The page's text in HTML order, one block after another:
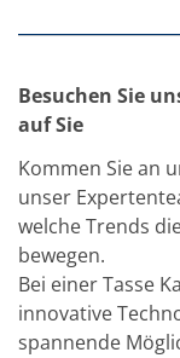
Proprietäre Software
Infocenter
Downloads
Presse
News
Messen
Glossar
Ätzen
Carrier
DI Wasser
Fab
Footprint
SECS/GEM
Besuchen Sie
auf Sie
Kommen Sie an
unser
welche Trends
bewegen.
Bei einer Tasse
innovative
spannende